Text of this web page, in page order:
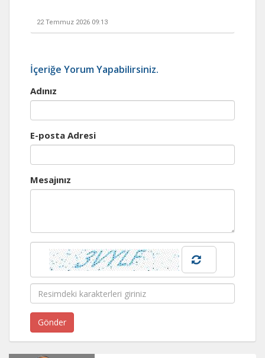
22 Temmuz 2026 09:13
İçeriğe Yorum Yapabilirsiniz.
Adınız
E-posta Adresi
Mesajınız